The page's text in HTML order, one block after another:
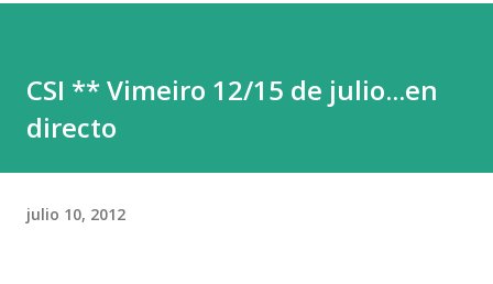
CSI ** Vimeiro 12/15 de julio...en
directo
julio 10, 2012